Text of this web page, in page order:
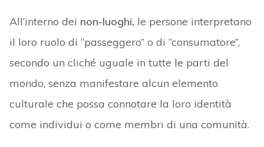
All’interno dei non-luoghi, le persone interpretano
il loro ruolo di “passeggero” o di “consumatore”,
secondo un cliché uguale in tutte le parti del
mondo, senza manifestare alcun elemento
culturale che possa connotare la loro identità
come individui o come membri di una comunità.